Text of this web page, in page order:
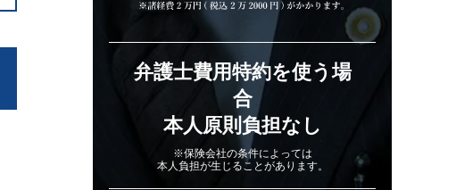
弁護士費用特約を使う場
合
本人原則負担なし
※保険会社の条件によっては
本人負担が生じることがあります。